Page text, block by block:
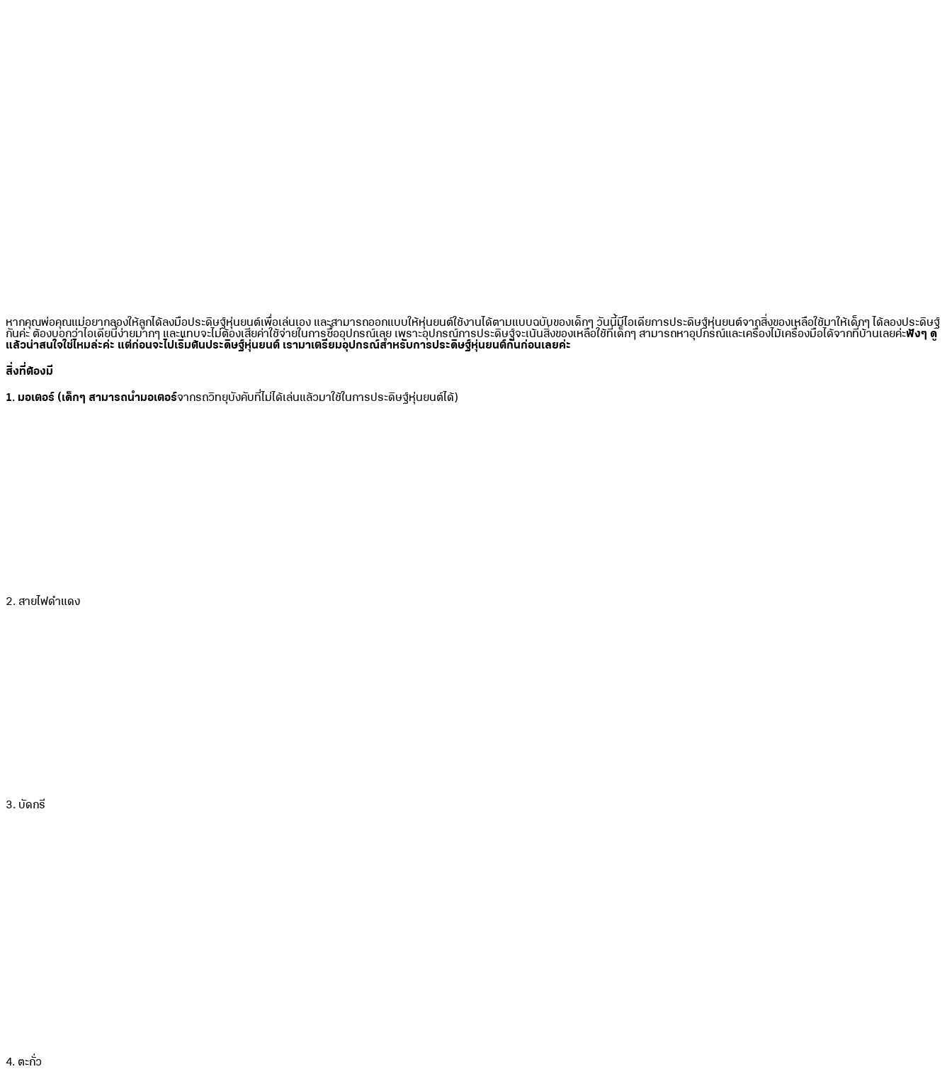
หากคุณพ่อคุณแม่อยากลองให้ลูกได้ลงมือประดิษฐ์หุ่นยนต์เพื่อเล่นเอง และสามารถออกแบบให้หุ่นยนต์ใช้งานได้ตามแบบฉบับของเด็กๆ วันนี้มีไอเดียการประดิษฐ์หุ่นยนต์จากสิ่งของเหลือใช้มาให้เด็กๆ ได้ลองประดิษฐ์
กันค่ะ ต้องบอกว่าไอเดียนี้ง่ายมากๆ และแทบจะไม่ต้องเสียค่าใช้จ่ายในการซื้ออุปกรณ์เลย เพราะอุปกรณ์การประดิษฐ์จะเน้นสิ่งของเหลือใช้ที่เด็กๆ สามารถหาอุปกรณ์และเครื่องไม้เครื่องมือได้จากที่บ้านเลยค่ะฟังๆ ดู
แล้วน่าสนใจใช่ไหมล่ะค่ะ แต่ก่อนจะไปเริ่มต้นประดิษฐ์หุ่นยนต์ เรามาเตรียมอุปกรณ์สำหรับการประดิษฐ์หุ่นยนต์กันก่อนเลยค่ะ
สิ่งที่ต้องมี
1. มอเตอร์ (เด็กๆ สามารถนำมอเตอร์จากรถวิทยุบังคับที่ไม่ได้เล่นแล้วมาใช้ในการประดิษฐ์หุ่นยนต์ได้)
2. สายไฟดำแดง
3. บัดกรี
4. ตะกั่ว